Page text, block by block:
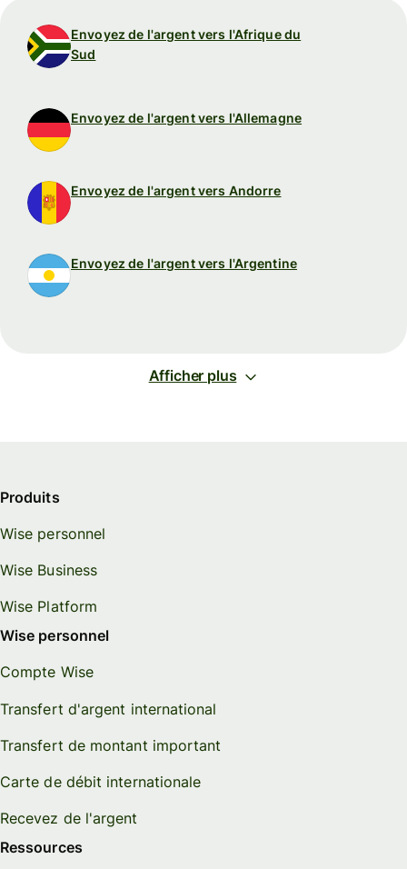
Envoyez de l'argent vers l'Afrique du
Sud
Envoyez de l'argent vers l'Allemagne
Envoyez de l'argent vers Andorre
Envoyez de l'argent vers l'Argentine
Afficher plus
Produits
Wise personnel
Wise Business
Wise Platform
Wise personnel
Compte Wise
Transfert d'argent international
Transfert de montant important
Carte de débit internationale
Recevez de l'argent
Ressources